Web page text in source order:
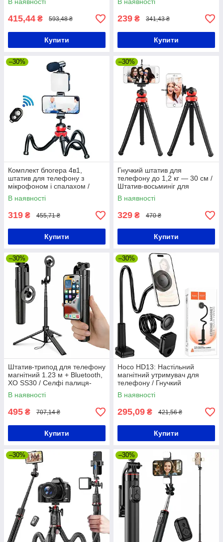
415,44 ₴ 593,48 ₴
Купити
239 ₴ 341,43 ₴
Купити
–30%
Комплект блогера 4в1,
штатив для телефону з
мікрофоном і спалахом /
Набір для блогера / Гнучкий
штатив восьминіг з тримачем
В наявності
319 ₴ 455,71 ₴
Купити
–30%
Гнучкий штатив для
телефону до 1,2 кг — 30 см /
Штатив-восьминіг для
смартфонів / Трипод для
селфі
В наявності
329 ₴ 470 ₴
Купити
–30%
Штатив-трипод для телефону
магнітний 1.23 м + Bluetooth,
XO SS30 / Селфі палиця-
штатив / Монопод
В наявності
495 ₴ 707,14 ₴
Купити
–30%
Hoco HD13: Настільний
магнітний утримувач для
телефону / Гнучкий
утримувач для телефону з
прищіпкою
В наявності
295,09 ₴ 421,56 ₴
Купити
–30% –30%